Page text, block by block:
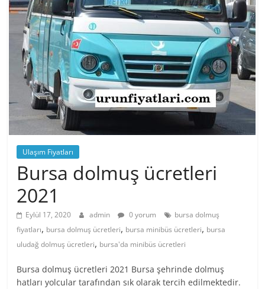
Ulaşım Fiyatları
Bursa dolmuş ücretleri
2021
Eylül 17, 2020 admin 0 yorum
bursa dolmuş
fiyatları, bursa dolmuş ücretleri, bursa minibüs ücretleri, bursa
uludağ dolmuş ücretleri, bursa'da minibüs ücretleri
Bursa dolmuş ücretleri 2021 Bursa şehrinde dolmuş
hatları yolcular tarafından sık olarak tercih edilmektedir.